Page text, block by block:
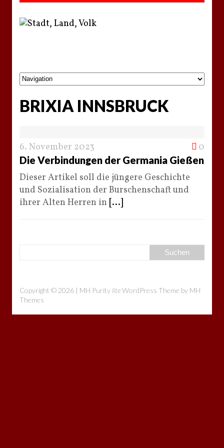
BRIXIA INNSBRUCK
6. November 2023 0
Die Verbindungen der Germania Gießen
Dieser Artikel soll die jüngere Geschichte
und Sozialisation der Burschenschaft und
ihrer Alten Herren in [...]
Copyright © 2026 | MH Purity liteWordPress Theme by MH
Themes